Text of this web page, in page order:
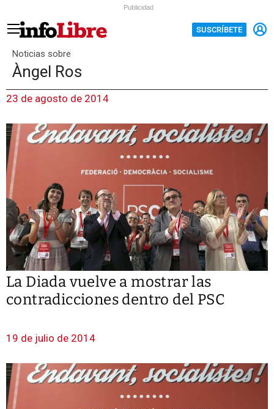
Publicidad
SUSCRÍBETE
Noticias sobre
Àngel Ros
23 de agosto de 2014
La Diada vuelve a mostrar las
contradicciones dentro del PSC
19 de julio de 2014